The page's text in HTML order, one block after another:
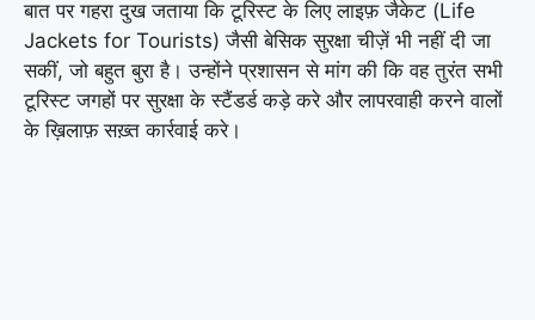
बात पर गहरा दुख जताया कि टूरिस्ट के लिए लाइफ़ जैकेट (Life
Jackets for Tourists) जैसी बेसिक सुरक्षा चीज़ें भी नहीं दी जा
सकीं, जो बहुत बुरा है। उन्होंने प्रशासन से मांग की कि वह तुरंत सभी
टूरिस्ट जगहों पर सुरक्षा के स्टैंडर्ड कड़े करे और लापरवाही करने वालों
के ख़िलाफ़ सख़्त कार्रवाई करे।